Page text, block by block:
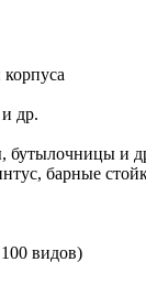
др.
бутылочницы и
барные
видов)